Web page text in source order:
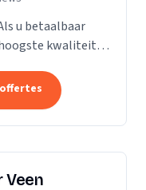
u betaalbaar
kwaliteit
passie is, dit
Veen